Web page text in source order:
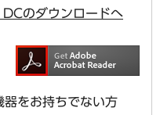
のダウンロードへ
器をお持ちでない方